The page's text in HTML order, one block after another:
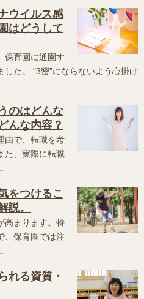
ウイルス感
はどうして
保育園に通園す
た。 "3密”にならないよう心掛け
のはどんな
んな内容？
由で、転職を考
た、実際に転職
をつけるこ
説。
高まります。特
、保育園では注
れる資質・